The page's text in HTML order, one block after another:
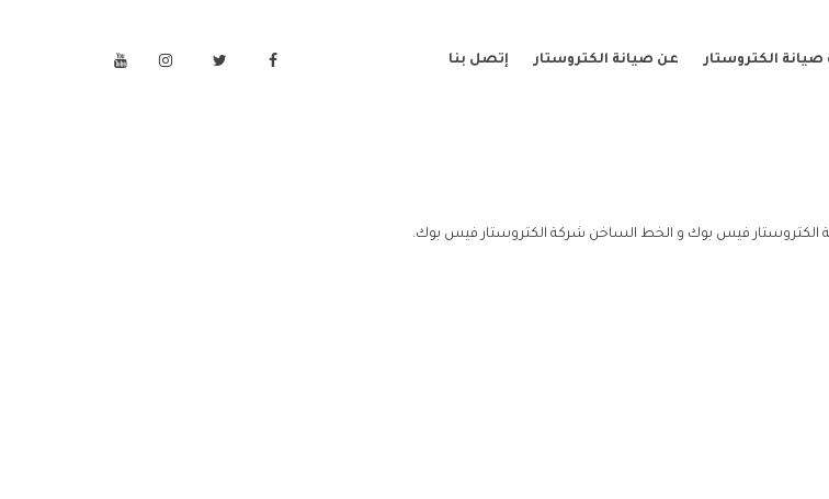
صيانة الكتروستار عن صيانة الكتروستار إتصل بنا
فيس بوك و الخط الساخن شركة الكتروستار فيس بوك.